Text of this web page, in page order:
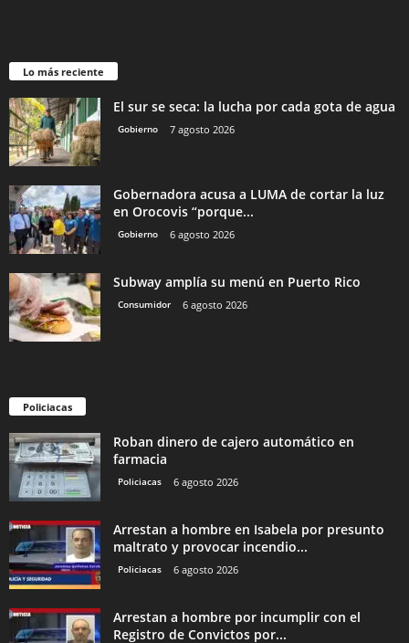
Lo más reciente
El sur se seca: la lucha por cada gota de agua
Gobierno 7 agosto 2026
Gobernadora acusa a LUMA de cortar la luz
en Orocovis “porque...
Gobierno 6 agosto 2026
Subway amplía su menú en Puerto Rico
Consumidor 6 agosto 2026
Policiacas
Roban dinero de cajero automático en
farmacia
Policiacas 6 agosto 2026
Arrestan a hombre en Isabela por presunto
maltrato y provocar incendio...
Policiacas 6 agosto 2026
Arrestan a hombre por incumplir con el
Registro de Convictos por...